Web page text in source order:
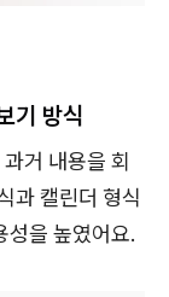
기 방식
거 내용을 회
과 캘린더 형식
성을 높였어요.